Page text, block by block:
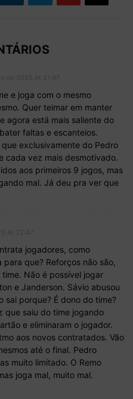
e joga com o mesmo
Quer teimar em manter
agora está mais saliente do
faltas e escanteios.
exclusivamente do Pedro
cada vez mais desmotivado.
aos primeiros 9 jogos, mas
mal. Já deu pra ver que
jogadores, como
que? Reforços não são,
Não é possível jogar
e Janderson. Sávio abusou
sai porque? É dono do time?
que saiu do time jogando
e eliminaram o jogador.
aos novos contratados. Vão
até o final. Pedro
muito limitado. O Remo
joga mal, muito mal.